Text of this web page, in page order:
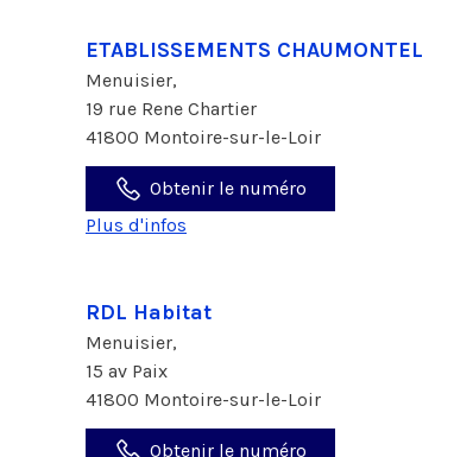
ETABLISSEMENTS CHAUMONTEL
Menuisier,
19 rue Rene Chartier
41800 Montoire-sur-le-Loir
Obtenir le numéro
Plus d'infos
RDL Habitat
Menuisier,
15 av Paix
41800 Montoire-sur-le-Loir
Obtenir le numéro